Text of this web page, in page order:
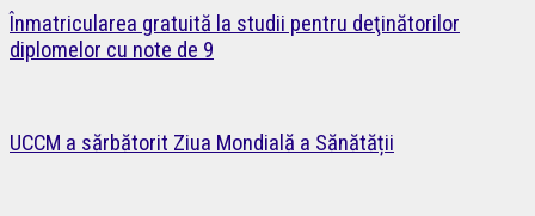
Înmatricularea gratuită la studii pentru deţinătorilor
diplomelor cu note de 9
UCCM a sărbătorit Ziua Mondială a Sănătății